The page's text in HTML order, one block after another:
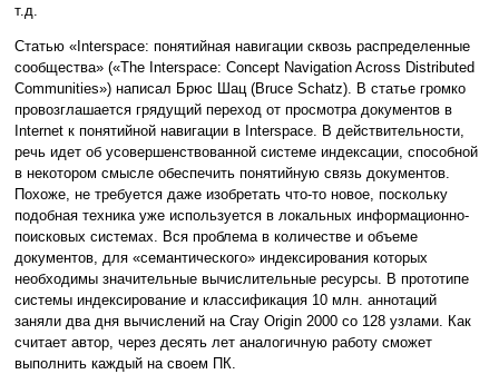
т.д.
Статью «Interspace: понятийная навигации сквозь распределенные
сообщества» («The Interspace: Concept Navigation Across Distributed
Communities») написал Брюс Шац (Bruce Schatz). В статье громко
провозглашается грядущий переход от просмотра документов в
Internet к понятийной навигации в Interspace. В действительности,
речь идет об усовершенствованной системе индексации, способной
в некотором смысле обеспечить понятийную связь документов.
Похоже, не требуется даже изобретать что-то новое, поскольку
подобная техника уже используется в локальных информационно-
поисковых системах. Вся проблема в количестве и объеме
документов, для «семантического» индексирования которых
необходимы значительные вычислительные ресурсы. В прототипе
системы индексирование и классификация 10 млн. аннотаций
заняли два дня вычислений на Cray Origin 2000 со 128 узлами. Как
считает автор, через десять лет аналогичную работу сможет
выполнить каждый на своем ПК.